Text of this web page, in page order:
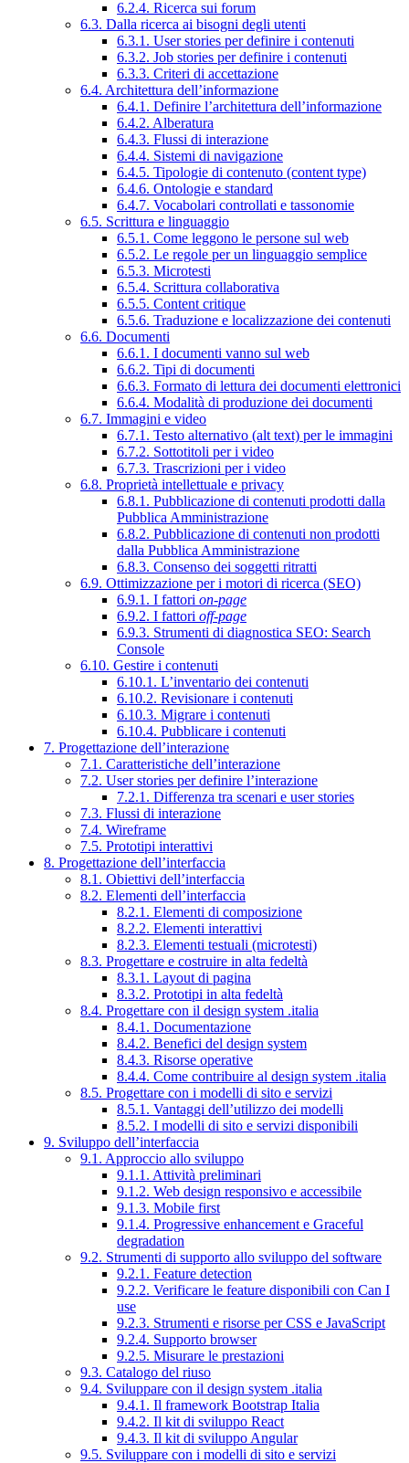
6.2.4. Ricerca sui forum
6.3. Dalla ricerca ai bisogni degli utenti
6.3.1. User stories per definire i contenuti
6.3.2. Job stories per definire i contenuti
6.3.3. Criteri di accettazione
6.4. Architettura dell’informazione
6.4.1. Definire l’architettura dell’informazione
6.4.2. Alberatura
6.4.3. Flussi di interazione
6.4.4. Sistemi di navigazione
6.4.5. Tipologie di contenuto (content type)
6.4.6. Ontologie e standard
6.4.7. Vocabolari controllati e tassonomie
6.5. Scrittura e linguaggio
6.5.1. Come leggono le persone sul web
6.5.2. Le regole per un linguaggio semplice
6.5.3. Microtesti
6.5.4. Scrittura collaborativa
6.5.5. Content critique
6.5.6. Traduzione e localizzazione dei contenuti
6.6. Documenti
6.6.1. I documenti vanno sul web
6.6.2. Tipi di documenti
6.6.3. Formato di lettura dei documenti elettronici
6.6.4. Modalità di produzione dei documenti
6.7. Immagini e video
6.7.1. Testo alternativo (alt text) per le immagini
6.7.2. Sottotitoli per i video
6.7.3. Trascrizioni per i video
6.8. Proprietà intellettuale e privacy
6.8.1. Pubblicazione di contenuti prodotti dalla
Pubblica Amministrazione
6.8.2. Pubblicazione di contenuti non prodotti
dalla Pubblica Amministrazione
6.8.3. Consenso dei soggetti ritratti
6.9. Ottimizzazione per i motori di ricerca (SEO)
6.9.1. I fattori on-page
6.9.2. I fattori off-page
6.9.3. Strumenti di diagnostica SEO: Search
Console
6.10. Gestire i contenuti
6.10.1. L’inventario dei contenuti
6.10.2. Revisionare i contenuti
6.10.3. Migrare i contenuti
6.10.4. Pubblicare i contenuti
7. Progettazione dell’interazione
7.1. Caratteristiche dell’interazione
7.2. User stories per definire l’interazione
7.2.1. Differenza tra scenari e user stories
7.3. Flussi di interazione
7.4. Wireframe
7.5. Prototipi interattivi
8. Progettazione dell’interfaccia
8.1. Obiettivi dell’interfaccia
8.2. Elementi dell’interfaccia
8.2.1. Elementi di composizione
8.2.2. Elementi interattivi
8.2.3. Elementi testuali (microtesti)
8.3. Progettare e costruire in alta fedeltà
8.3.1. Layout di pagina
8.3.2. Prototipi in alta fedeltà
8.4. Progettare con il design system .italia
8.4.1. Documentazione
8.4.2. Benefici del design system
8.4.3. Risorse operative
8.4.4. Come contribuire al design system .italia
8.5. Progettare con i modelli di sito e servizi
8.5.1. Vantaggi dell’utilizzo dei modelli
8.5.2. I modelli di sito e servizi disponibili
9. Sviluppo dell’interfaccia
9.1. Approccio allo sviluppo
9.1.1. Attività preliminari
9.1.2. Web design responsivo e accessibile
9.1.3. Mobile first
9.1.4. Progressive enhancement e Graceful
degradation
9.2. Strumenti di supporto allo sviluppo del software
9.2.1. Feature detection
9.2.2. Verificare le feature disponibili con Can I
use
9.2.3. Strumenti e risorse per CSS e JavaScript
9.2.4. Supporto browser
9.2.5. Misurare le prestazioni
9.3. Catalogo del riuso
9.4. Sviluppare con il design system .italia
9.4.1. Il framework Bootstrap Italia
9.4.2. Il kit di sviluppo React
9.4.3. Il kit di sviluppo Angular
9.5. Sviluppare con i modelli di sito e servizi